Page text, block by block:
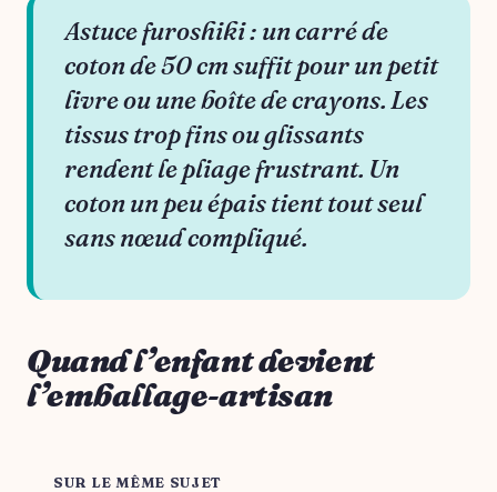
Astuce furoshiki : un carré de
coton de 50 cm suffit pour un petit
livre ou une boîte de crayons. Les
tissus trop fins ou glissants
rendent le pliage frustrant. Un
coton un peu épais tient tout seul
sans nœud compliqué.
Quand l’enfant devient
l’emballage-artisan
SUR LE MÊME SUJET